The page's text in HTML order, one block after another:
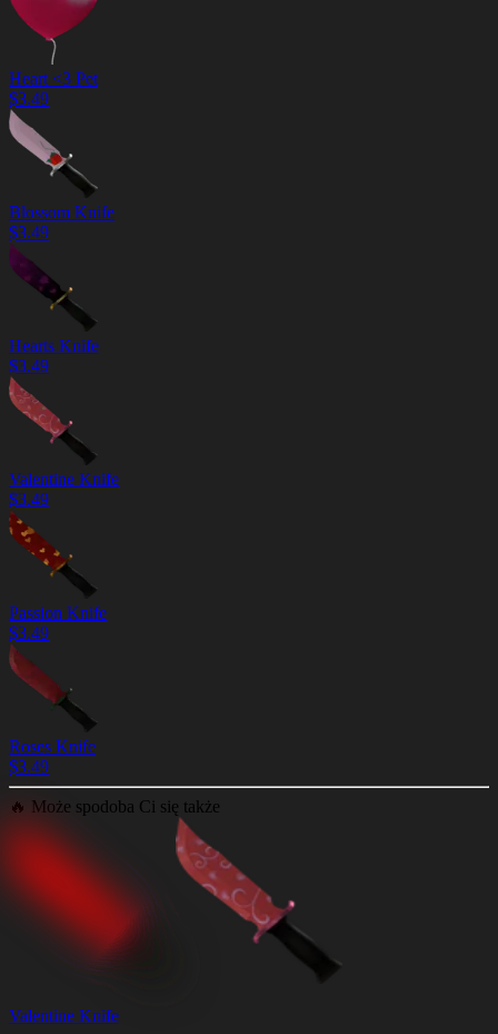
Heart <3 Pet
$3.49
Blossom Knife
$3.49
Hearts Knife
$3.49
Valentine Knife
$3.49
Passion Knife
$3.49
Roses Knife
$3.49
🔥 Może spodoba Ci się także
Valentine Knife